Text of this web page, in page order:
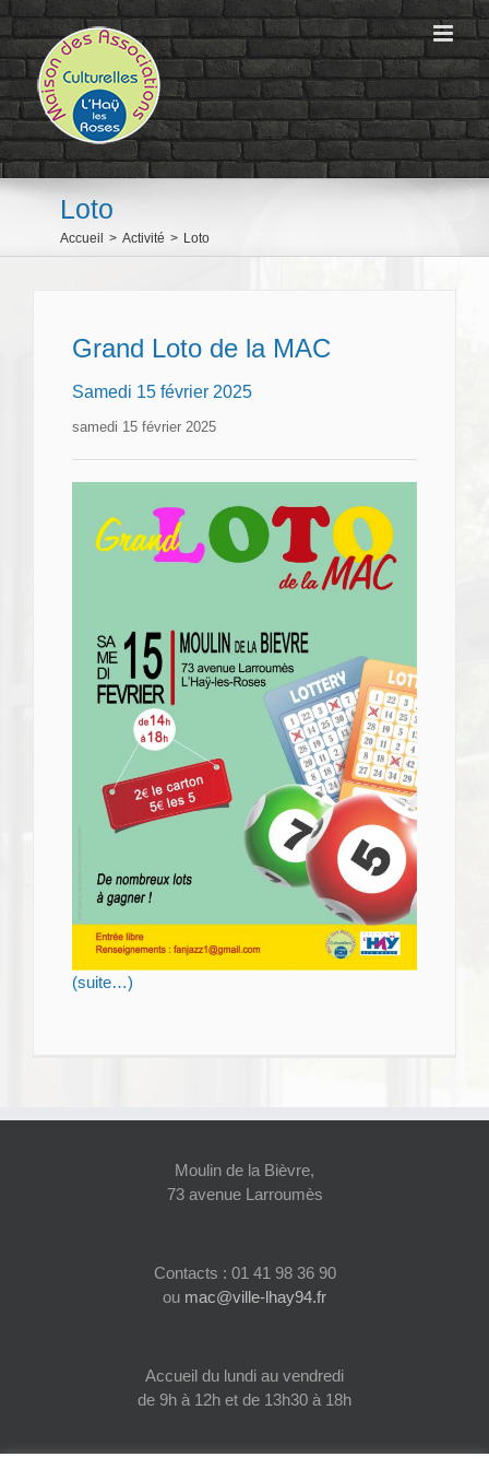
Passer
au
contenu
Loto
Accueil > Activité > Loto
Grand Loto de la MAC
Samedi 15 février 2025
samedi 15 février 2025
(suite…)
Moulin de la Bièvre,
73 avenue Larroumès
Contacts : 01 41 98 36 90
ou mac@ville-lhay94.fr
Accueil du lundi au vendredi
de 9h à 12h et de 13h30 à 18h